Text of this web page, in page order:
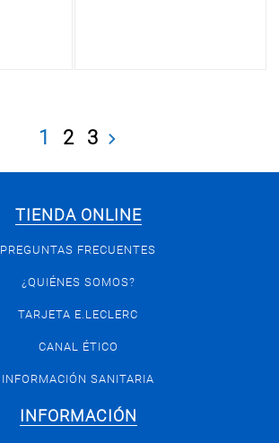
1 2 3
TIENDA ONLINE
PREGUNTAS FRECUENTES
¿QUIÉNES SOMOS?
TARJETA E.LECLERC
CANAL ÉTICO
INFORMACIÓN SANITARIA
INFORMACIÓN